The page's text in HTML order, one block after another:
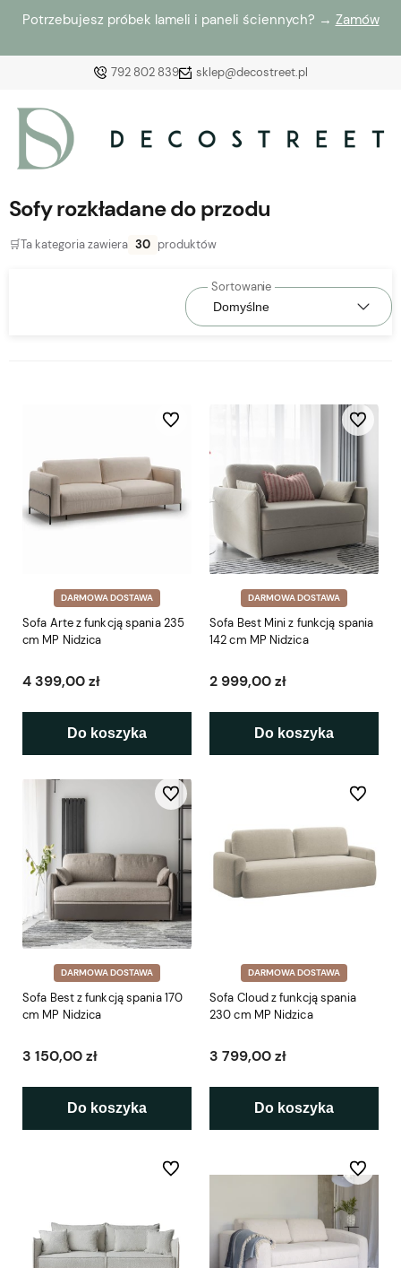
Potrzebujesz próbek lameli i paneli ściennych? → Zamów
792 802 839 sklep@decostreet.pl
Wybierz coś dla siebie z naszej aktualnej oferty lub
zaloguj się, aby przywrócić dodane produkty do listy
Sofy rozkładane do przodu
🛒Ta kategoria zawiera 30 produktów
DARMOWA DOSTAWA
Sofa Arte z funkcją spania 235
cm MP Nidzica
4 399,00 zł
Do koszyka
Do ulubionych
DARMOWA DOSTAWA
Sofa Best Mini z funkcją spania
142 cm MP Nidzica
2 999,00 zł
Do koszyka
Do
DARMOWA DOSTAWA
Sofa Best z funkcją spania 170
cm MP Nidzica
3 150,00 zł
Do koszyka
Do ulubionych
DARMOWA DOSTAWA
Sofa Cloud z funkcją spania
230 cm MP Nidzica
3 799,00 zł
Do koszyka
Do
Do ulubionych Do